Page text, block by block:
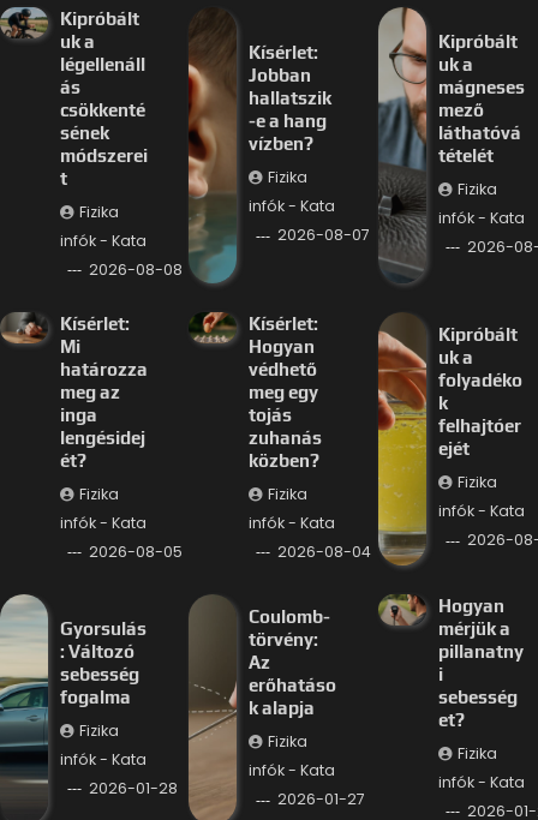
Kipróbált
uk a
légellenáll
ás
csökkenté
sének
módszerei
t
Fizika
infók - Kata
2026-08-08
Kísérlet:
Jobban
hallatszik
-e a hang
vízben?
Fizika
infók - Kata
2026-08-07
Kipróbált
uk a
mágneses
mező
láthatóvá
tételét
Fizika
infók - Kata
2026-
Kísérlet:
Mi
határozza
meg az
inga
lengésidej
ét?
Fizika
infók - Kata
2026-08-05
Kísérlet:
Hogyan
védhető
meg egy
tojás
zuhanás
közben?
Fizika
infók - Kata
2026-08-04
Kipróbált
uk a
folyadéko
k
felhajtóer
ejét
Fizika
infók - Kata
2026-
Gyorsulás
: Változó
sebesség
fogalma
Fizika
infók - Kata
2026-01-28
Coulomb-
törvény:
Az
erőhatáso
k alapja
Fizika
infók - Kata
2026-01-27
Hogyan
mérjük a
pillanatny
i
sebesség
et?
Fizika
infók - Kata
2026-